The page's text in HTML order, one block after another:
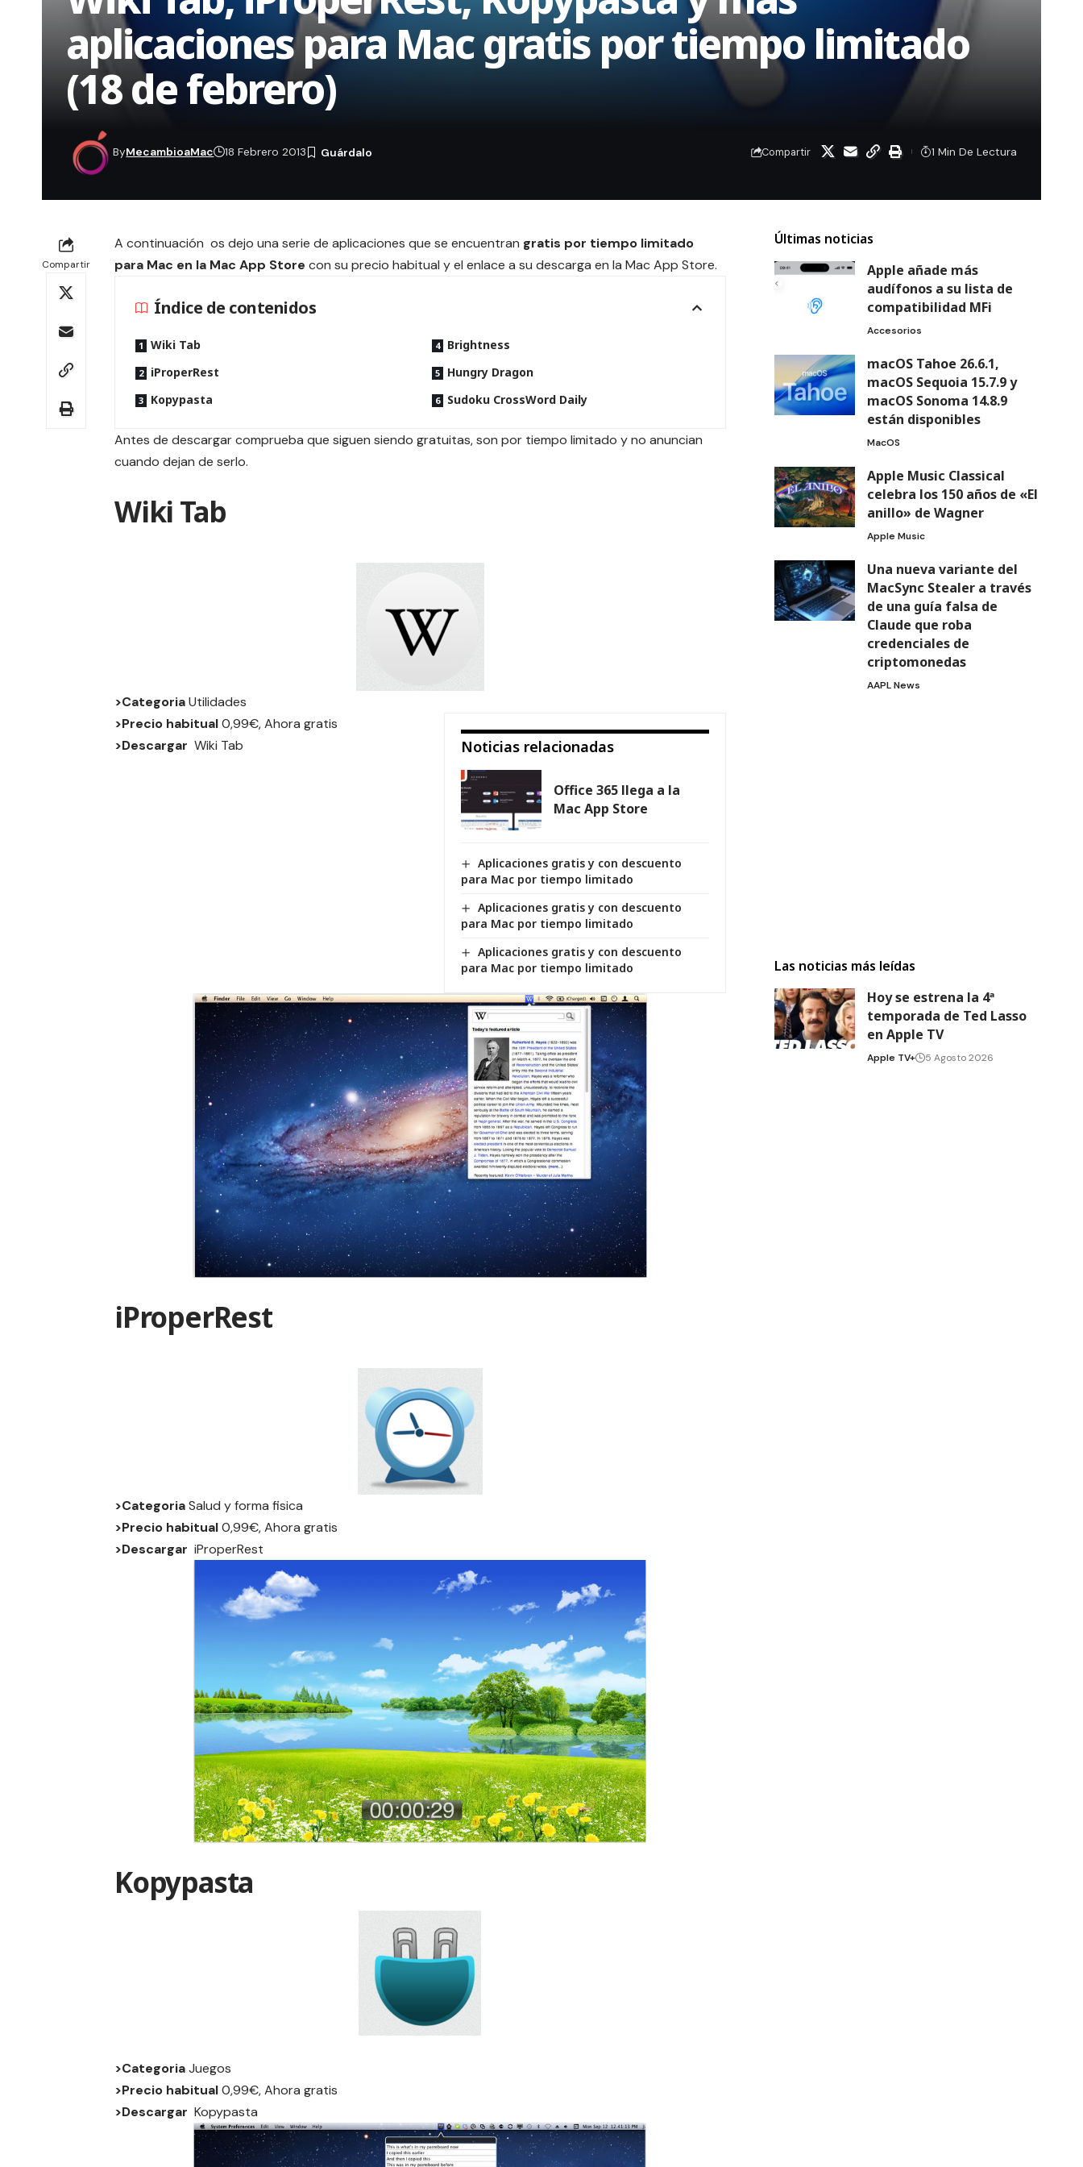
aplicaciones para Mac gratis por tiempo limitado
(18 de febrero)
ByMecambioaMac 18 Febrero 2013 Compartir 1 Min De Lectura
Compartir
A continuación os dejo una serie de aplicaciones que se encuentran gratis por tiempo limitado
para Mac en la Mac App Store con su precio habitual y el enlace a su descarga en la Mac App Store.
Índice de contenidos
Wiki Tab
iProperRest
Kopypasta
Brightness
Hungry Dragon
Sudoku CrossWord Daily
Antes de descargar comprueba que siguen siendo gratuitas, son por tiempo limitado y no anuncian
cuando dejan de serlo.
Wiki Tab
>CategoriaUtilidades
Noticias relacionadas
Office 365 llega a la
Mac App Store
Aplicaciones gratis y con descuento
para Mac por tiempo limitado
Aplicaciones gratis y con descuento
para Mac por tiempo limitado
Aplicaciones gratis y con descuento
para Mac por tiempo limitado
>Precio habitual0,99€, Ahora gratis
>Descargar Wiki Tab
iProperRest
>CategoriaSalud y forma fisica
>Precio habitual0,99€, Ahora gratis
>Descargar iProperRest
Kopypasta
>CategoriaJuegos
>Precio habitual0,99€, Ahora gratis
>Descargar Kopypasta
Últimas noticias
Apple añade más
audífonos a su lista de
compatibilidad MFi
Accesorios
macOS Tahoe 26.6.1,
macOS Sequoia 15.7.9 y
macOS Sonoma 14.8.9
están disponibles
MacOS
Apple Music Classical
celebra los 150 años de «El
anillo» de Wagner
Apple Music
Una nueva variante del
MacSync Stealer a través
de una guía falsa de
Claude que roba
credenciales de
criptomonedas
AAPL News
Las noticias más leídas
Hoy se estrena la 4ª
temporada de Ted Lasso
en Apple TV
Apple TV+ 5 Agosto 2026